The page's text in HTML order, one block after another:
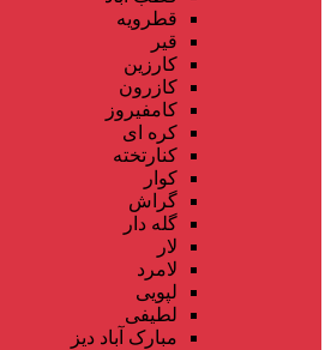
قطرویه
قیر
کارزین
کازرون
کامفیروز
کره ای
کنارتخته
کوار
گراش
گله دار
لار
لامرد
لپویی
لطیفی
مبارک آباد دیز